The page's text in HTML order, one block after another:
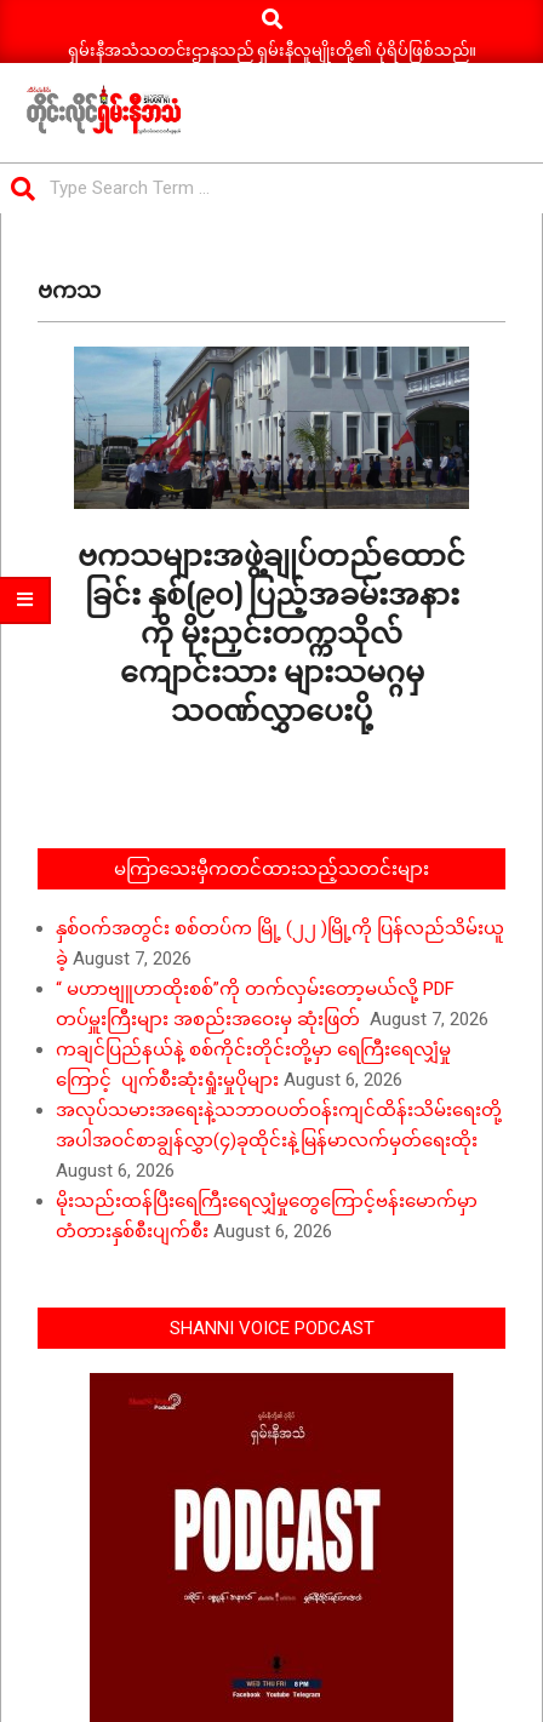
Search
ရှမ်းနီအသံသတင်းဌာနသည် ရှမ်းနီလူမျိုးတို့၏ ပုံရိပ်ဖြစ်သည်။
ရှမ်း
နီ
သတင်း
Menuဗကသ
ဗကသများအဖွဲ့ချုပ်တည်ထောင်
ခြင်း နှစ်(၉၀) ပြည့်အခမ်းအနား
ကို မိုးညှင်းတက္ကသိုလ်
ကျောင်းသား များသမဂ္ဂမှ
သဝဏ်လွှာပေးပို့
မကြာသေးမှီကတင်ထားသည့်သတင်းများ
နှစ်ဝက်အတွင်း စစ်တပ်က မြို့ (၂၂ )မြို့ကို ပြန်လည်သိမ်းယူ
ခဲ့ August 7, 2026
“ မဟာဗျူဟာထိုးစစ်”ကို တက်လှမ်းတော့မယ်လို့ PDF
တပ်မှူးကြီးများ အစည်းအဝေးမှ ဆုံးဖြတ် August 7, 2026
ကချင်ပြည်နယ်နဲ့ စစ်ကိုင်းတိုင်းတို့မှာ ရေကြီးရေလျှံမှု
ကြောင့် ပျက်စီးဆုံးရှုံးမှုပိုများ August 6, 2026
အလုပ်သမားအရေးနဲ့သဘာဝပတ်ဝန်းကျင်ထိန်းသိမ်းရေးတို့
အပါအဝင်စာချွန်လွှာ(၄)ခုထိုင်းနဲ့မြန်မာလက်မှတ်ရေးထိုး
August 6, 2026
မိုးသည်းထန်ပြီးရေကြီးရေလျှံမှုတွေကြောင့်ဗန်းမောက်မှာ
တံတားနှစ်စီးပျက်စီး August 6, 2026
SHANNI VOICE PODCAST